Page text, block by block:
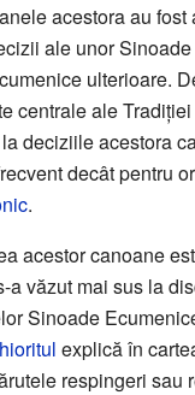
acestora au
ale unor
ulterioare.
centrale ale
deciziile acestora
decât pentru
.
acestor canoane
a văzut mai sus la
Sinoade
explică în
respingeri sau